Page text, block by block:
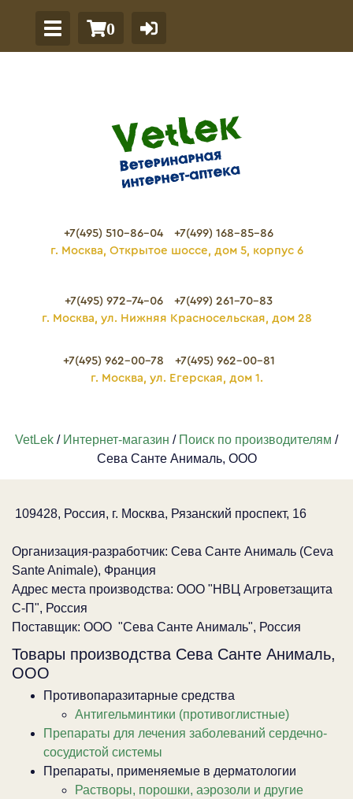
0
+7(495) 510-86-04
+7(499) 168-85-86
г. Москва, Открытое шоссе, дом 5, корпус 6
+7(495) 972-74-06
+7(499) 261-70-83
г. Москва, ул. Нижняя Красносельская, дом 28
+7(495) 962-00-78
+7(495) 962-00-81
г. Москва, ул. Егерская, дом 1.
VetLek / Интернет-магазин / Поиск по производителям /
Сева Санте Анималь, ООО
109428, Россия, г. Москва, Рязанский проспект, 16
Организация-разработчик: Сева Санте Анималь (Ceva
Sante Animale), Франция
Адрес места производства: ООО "НВЦ Агроветзащита
С-П", Россия
Поставщик: ООО "Сева Санте Анималь", Россия
Товары производства Сева Санте Анималь,
ООО
Противопаразитарные средства
Антигельминтики (противоглистные)
Препараты для лечения заболеваний сердечно-
сосудистой системы
Препараты, применяемые в дерматологии
Растворы, порошки, аэрозоли и другие